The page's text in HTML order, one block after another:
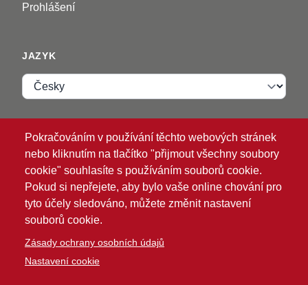
Prohlášení
Pokračováním v používání těchto webových stránek
nebo kliknutím na tlačítko "přijmout všechny soubory
cookie" souhlasíte s používáním souborů cookie.
Pokud si nepřejete, aby bylo vaše online chování pro
tyto účely sledováno, můžete změnit nastavení
souborů cookie.
Zásady ochrany osobních údajů
Nastavení cookie
JAZYK
Jazyk
Přihlásit se
© 2026 ATG®Intelligent Glove Solutions. Všechna